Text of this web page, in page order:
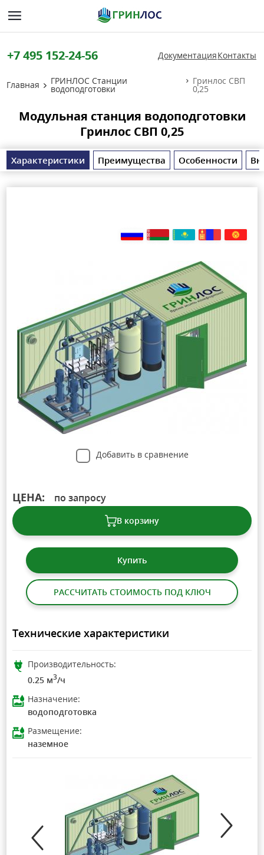
+7 495 152-24-56 ДокументацияКонтакты
Главная ГРИНЛОС Станции
водоподготовки
Гринлос СВП
0,25
Модульная станция водоподготовки
Гринлос СВП 0,25
Характеристики Преимущества Особенности
Добавить в сравнение
ЦЕНА: по запросу
В корзину
Купить
РАССЧИТАТЬ СТОИМОСТЬ ПОД КЛЮЧ
Технические характеристики
Производительность:
0.25 м3/ч
Назначение:
водоподготовка
Размещение:
наземное